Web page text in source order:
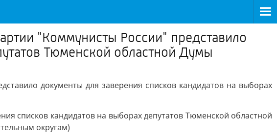
"Коммунисты России" представило
Тюменской областной Думы
документы для заверения списков кандидатов на выборах
списков кандидатов на выборах депутатов Тюменской областной
округам)